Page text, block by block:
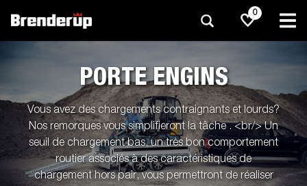
0
PORTE ENGINS
Vous avez des chargements contraignants et lourds?
Nos remorques vous simplifieront la tâche . <br/> Un
seuil de chargement bas, un très bon comportement
routier associés à des caractéristiques de
chargement hors pair, vous permettront de réaliser